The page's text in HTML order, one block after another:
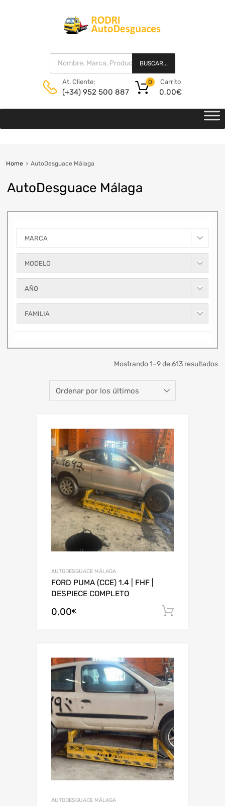
BUSCAR...
At. Cliente:
(+34) 952 500 887
Carrito
0,00€
0
Home AutoDesguace Málaga
AutoDesguace Málaga
MARCA
MODELO
AÑO
FAMILIA
Mostrando 1–9 de 613 resultados
AUTODESGUACE MÁLAGA
FORD PUMA (CCE) 1.4 | FHF |
DESPIECE COMPLETO
0,00€
AUTODESGUACE MÁLAGA